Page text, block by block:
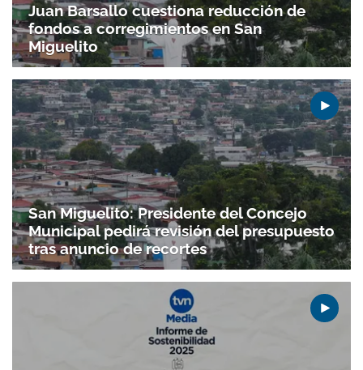
Juan Barsallo cuestiona reducción de
fondos a corregimientos en San
Miguelito
San Miguelito: Presidente del Concejo
Municipal pedirá revisión del presupuesto
tras anuncio de recortes